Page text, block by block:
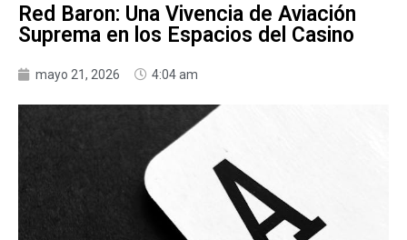
Red Baron: Una Vivencia de Aviación
Suprema en los Espacios del Casino
mayo 21, 2026 4:04 am